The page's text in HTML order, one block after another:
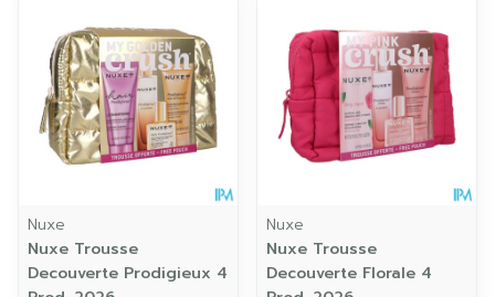
Nuxe
Nuxe Trousse
Decouverte Prodigieux 4
Nuxe
Nuxe Trousse
Decouverte Florale 4